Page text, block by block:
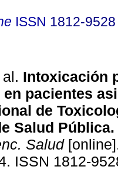
ISSN 1812-9528
Intoxicación
pacientes
de
Salud Pública.
Salud
ISSN 1812-